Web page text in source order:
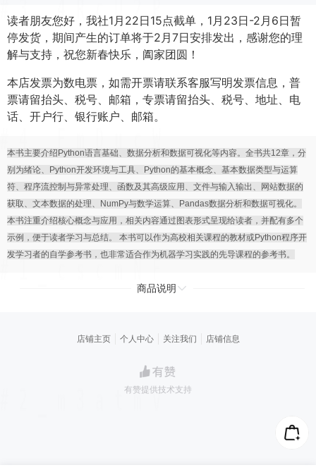
读者朋友您好，我社1月22日15点截单，1月23日-2月6日暂
停发货，期间产生的订单将于2月7日安排发出，感谢您的理
解与支持，祝您新春快乐，阖家团圆！
本店发票为数电票，如需开票请联系客服写明发票信息，普
票请留抬头、税号、邮箱，专票请留抬头、税号、地址、电
话、开户行、银行账户、邮箱。
本书主要介绍Python语言基础、数据分析和数据可视化等内容。全书共12章，分
别为绪论、Python开发环境与工具、Python的基本概念、基本数据类型与运算
符、程序流控制与异常处理、函数及其高级应用、文件与输入输出、网站数据的
获取、文本数据的处理、NumPy与数学运算、Pandas数据分析和数据可视化。
本书注重介绍核心概念与应用，相关内容通过图表形式呈现给读者，并配有多个
示例，便于读者学习与总结。 本书可以作为高校相关课程的教材或Python程序开
发学习者的自学参考书，也非常适合作为机器学习实践的先导课程的参考书。
商品说明
店铺主页 个人中心 关注我们 店铺信息
有赞提供技术支持